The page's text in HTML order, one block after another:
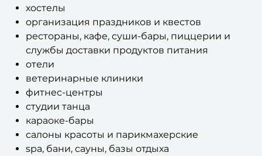
хостелы
организация праздников и квестов
рестораны, кафе, суши-бары, пиццерии и
службы доставки продуктов питания
отели
ветеринарные клиники
фитнес-центры
студии танца
караоке-бары
салоны красоты и парикмахерские
spa, бани, сауны, базы отдыха